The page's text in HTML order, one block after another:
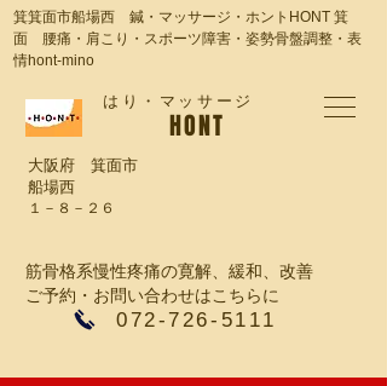
箕箕面市船場西 鍼・マッサージ・ホントHONT 箕
面 腰痛・肩こり・スポーツ障害・姿勢骨盤調整・表
情hont-mino
​HONT
大阪府 箕面市
船場西
１－８－２６
​はり・マッサージ
​072-726-5111
筋骨格系慢性疼痛の寛解、緩和、改善
ご予約・お問い合わせはこちらに